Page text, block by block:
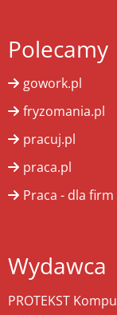
Polecamy
gowork.pl
fryzomania.pl
pracuj.pl
praca.pl
Praca - dla firm
Wydawca
PROTEKST